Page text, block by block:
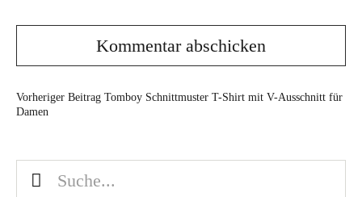
Vorheriger Beitrag Tomboy Schnittmuster T-Shirt mit V-Ausschnitt für
Damen